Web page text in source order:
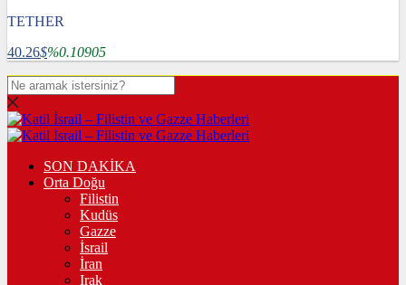
TETHER
40.26$%0.10905
SON DAKİKA
Orta Doğu
Filistin
Kudüs
Gazze
İsrail
İran
Irak